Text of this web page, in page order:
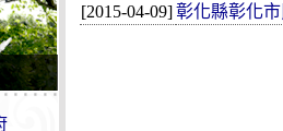
[2015-04-09]彰化縣彰化